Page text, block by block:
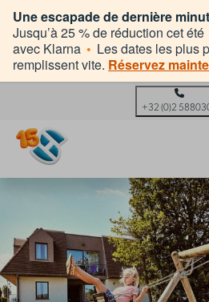
Une escapade de dernière
Jusqu’à 25 % de réduction cet été
avec Klarna • Les dates les plus
remplissent vite. Réservez
+32 (0)2